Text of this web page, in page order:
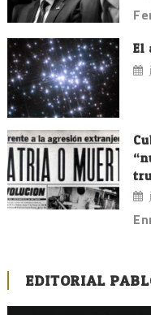
El
EDITORIAL